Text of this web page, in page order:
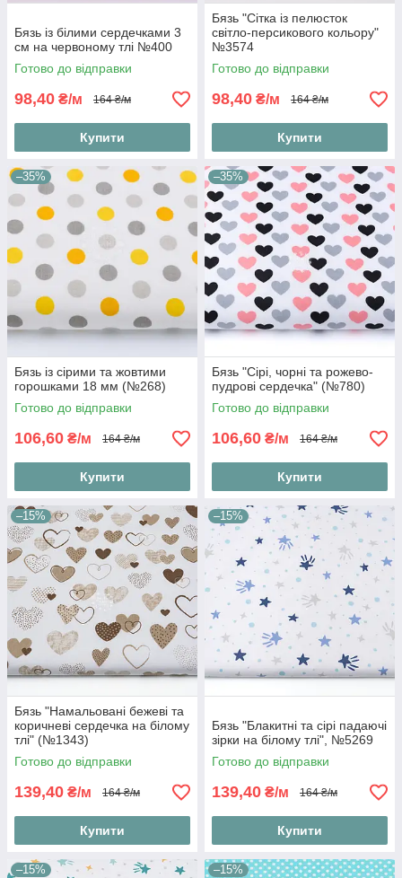
Бязь із білими сердечками 3
см на червоному тлі №400
Готово до відправки
98,40 ₴/м 164 ₴/м
Купити
Бязь "Сітка із пелюсток
світло-персикового кольору"
№3574
Готово до відправки
98,40 ₴/м 164 ₴/м
Купити
–35%
Бязь із сірими та жовтими
горошками 18 мм (№268)
Готово до відправки
106,60 ₴/м 164 ₴/м
Купити
–35%
Бязь "Сірі, чорні та рожево-
пудрові сердечка" (№780)
Готово до відправки
106,60 ₴/м 164 ₴/м
Купити
–15%
Бязь "Намальовані бежеві та
коричневі сердечка на білому
тлі" (№1343)
Готово до відправки
139,40 ₴/м 164 ₴/м
Купити
–15%
Бязь "Блакитні та сірі падаючі
зірки на білому тлі", №5269
Готово до відправки
139,40 ₴/м 164 ₴/м
Купити
–15% –15%